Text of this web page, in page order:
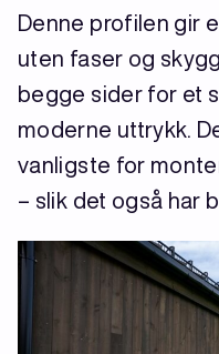
Denne profilen gir
uten faser og
begge sider for et
moderne uttrykk.
vanligste for
– slik det også har